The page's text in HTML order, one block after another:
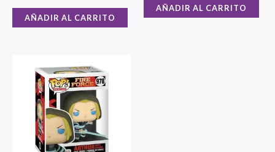
AÑADIR AL CARRITO
AÑADIR AL CARRITO